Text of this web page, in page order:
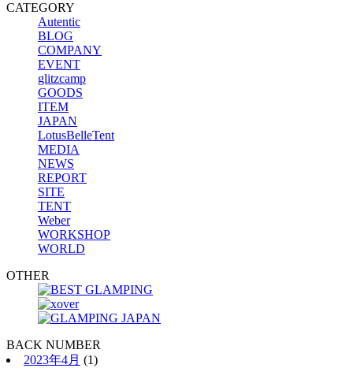
CATEGORY
Autentic
BLOG
COMPANY
EVENT
glitzcamp
GOODS
ITEM
JAPAN
LotusBelleTent
MEDIA
NEWS
REPORT
SITE
TENT
Weber
WORKSHOP
WORLD
OTHER
BACK NUMBER
2023年4月 (1)